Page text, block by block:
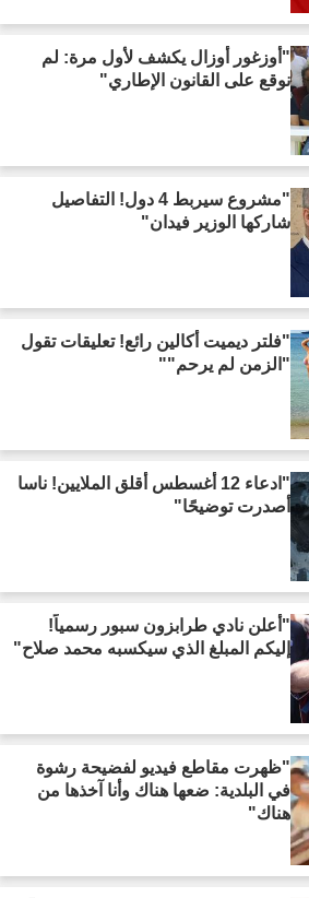
"أوزغور أوزال يكشف لأول مرة: لم
نوقع على القانون الإطاري"
"مشروع سيربط 4 دول! التفاصيل
شاركها الوزير فيدان"
"فلتر ديميت أكالين رائع! تعليقات تقول
"الزمن لم يرحم""
"ادعاء 12 أغسطس أقلق الملايين! ناسا
أصدرت توضيحًا"
"أعلن نادي طرابزون سبور رسمياً!
إليكم المبلغ الذي سيكسبه محمد صلاح"
"ظهرت مقاطع فيديو لفضيحة رشوة
في البلدية: ضعها هناك وأنا آخذها من
هناك"